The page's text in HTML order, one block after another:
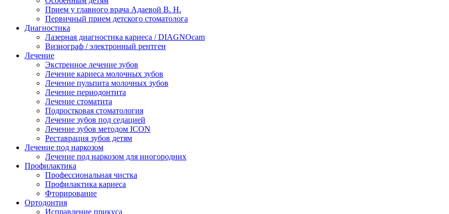
Прием у главного врача Адаевой В. Н.
Первичный прием детского стоматолога
Диагностика
Лазерная диагностика кариеса / DIAGNOcam
Визиограф / электронный рентген
Лечение
Экстренное лечение зубов
Лечение кариеса молочных зубов
Лечение пульпита молочных зубов
Лечение периодонтита
Лечение стоматита
Подростковая стоматология
Лечение зубов под седацией
Лечение зубов методом ICON
Реставрация зубов детям
Лечение под наркозом
Лечение под наркозом для иногородних
Профилактика
Профессиональная чистка
Профилактика кариеса
Фторирование
Ортодонтия
Исправление прикуса